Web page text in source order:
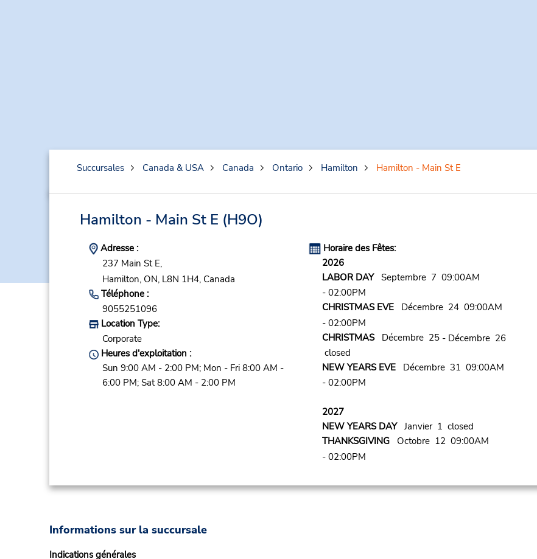
Succursales Canada & USA Canada Ontario Hamilton Hamilton - Main St E
Hamilton - Main St E (H9O)
Adresse :
237 Main St E,
Hamilton, ON, L8N 1H4, Canada
Téléphone :
9055251096
Location Type:
Corporate
Heures d'exploitation :
Sun 9:00 AM - 2:00 PM; Mon - Fri 8:00 AM -
6:00 PM; Sat 8:00 AM - 2:00 PM
Horaire des Fêtes:
2026
LABOR DAYSeptembre 7 09:00AM
- 02:00PM
CHRISTMAS EVEDécembre 24 09:00AM
- 02:00PM
CHRISTMASDécembre 25 - Décembre 26
closed
NEW YEARS EVEDécembre 31 09:00AM
- 02:00PM
2027
NEW YEARS DAYJanvier 1 closed
THANKSGIVINGOctobre 12 09:00AM
- 02:00PM
Informations sur la succursale
Indications générales